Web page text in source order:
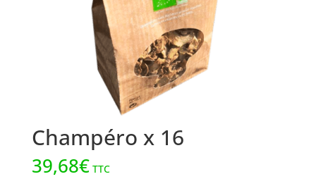
Champéro x 16
39,68€ TTC